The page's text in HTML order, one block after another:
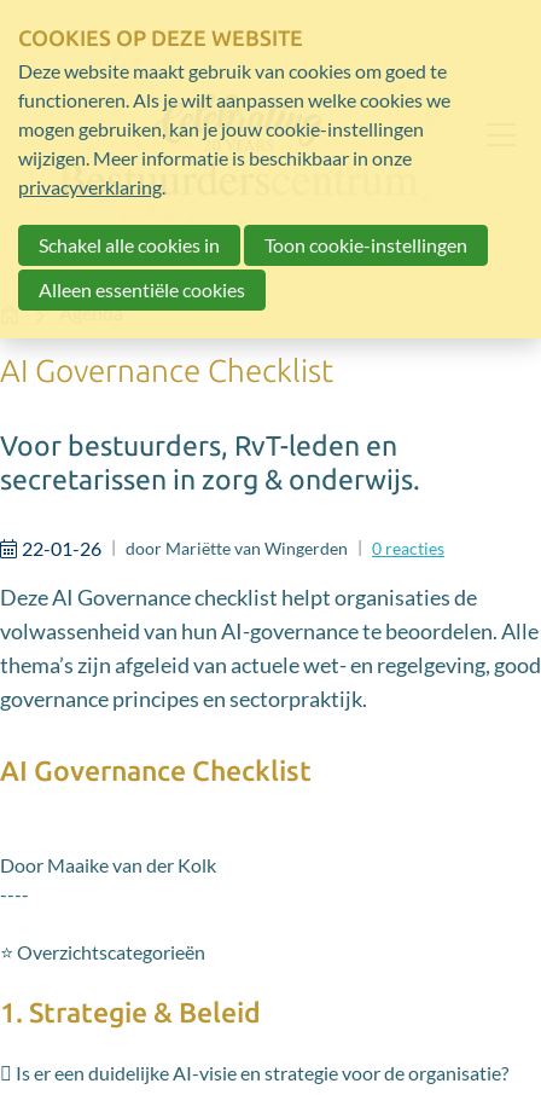
HomeAgenda
AI Governance Checklist
Voor bestuurders, RvT-leden en
secretarissen in zorg & onderwijs.
22-01-26 door Mariëtte van Wingerden 0 reacties
Deze AI Governance checklist helpt organisaties de
volwassenheid van hun AI-governance te beoordelen. Alle
thema’s zijn afgeleid van actuele wet- en regelgeving, good
governance principes en sectorpraktijk.
AI Governance Checklist
Door Maaike van der Kolk
----
⭐ Overzichtscategorieën
1. Strategie & Beleid
 Is er een duidelijke AI-visie en strategie voor de organisatie?
COOKIES OP DEZE WEBSITE
Deze website maakt gebruik van cookies om goed te
functioneren. Als je wilt aanpassen welke cookies we
mogen gebruiken, kan je jouw cookie-instellingen
wijzigen. Meer informatie is beschikbaar in onze
privacyverklaring.
Schakel alle cookies in
Toon cookie-instellingen
Alleen essentiële cookies